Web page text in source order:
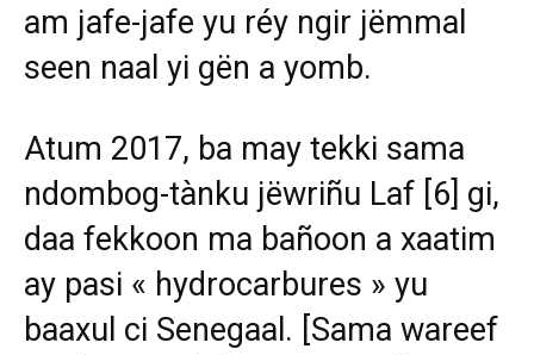
am jafe-jafe yu réy ngir jëmmal
seen naal yi gën a yomb.
Atum 2017, ba may tekki sama
ndombog-tànku jëwriñu Laf [6] gi,
daa fekkoon ma bañoon a xaatim
ay pasi « hydrocarbures » yu
baaxul ci Senegaal. [Sama wareef